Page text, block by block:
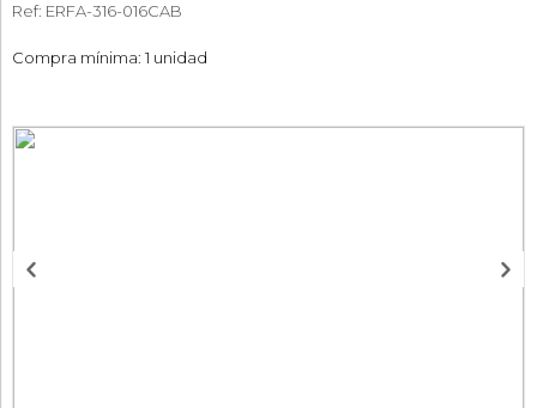
Ref: ERFA-316-016CAB
Compra mínima: 1 unidad